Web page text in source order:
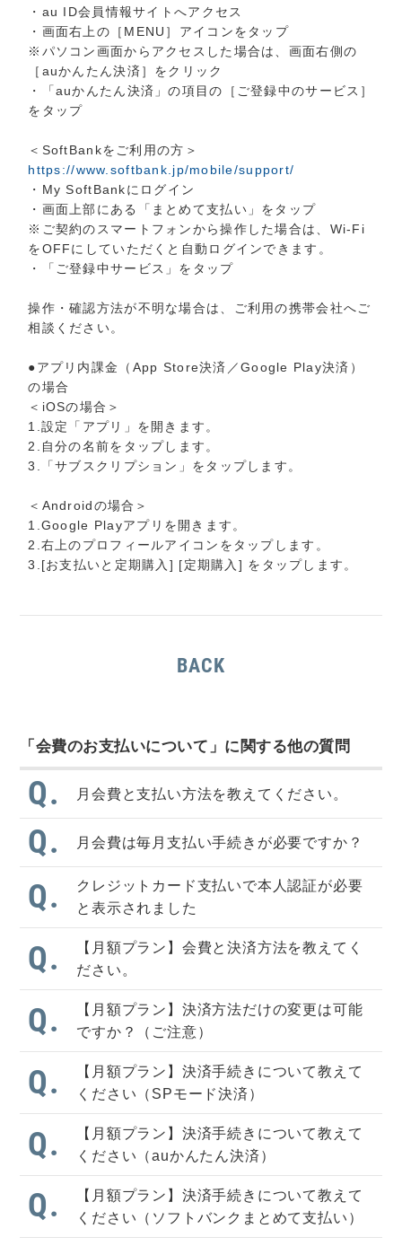
・au ID会員情報サイトへアクセス
・画面右上の［MENU］アイコンをタップ
※パソコン画面からアクセスした場合は、画面右側の
［auかんたん決済］をクリック
・「auかんたん決済」の項目の［ご登録中のサービス］
をタップ
＜SoftBankをご利用の方＞
https://www.softbank.jp/mobile/support/
・My SoftBankにログイン
・画面上部にある「まとめて支払い」をタップ
※ご契約のスマートフォンから操作した場合は、Wi-Fi
をOFFにしていただくと自動ログインできます。
・「ご登録中サービス」をタップ
操作・確認方法が不明な場合は、ご利用の携帯会社へご
相談ください。
●アプリ内課金（App Store決済／Google Play決済）
の場合
＜iOSの場合＞
1.設定「アプリ」を開きます。
2.自分の名前をタップします。
3.「サブスクリプション」をタップします。
＜Androidの場合＞
1.Google Playアプリを開きます。
2.右上のプロフィールアイコンをタップします。
3.[お支払いと定期購入] [定期購入] をタップします。
BACK
「会費のお支払いについて」に関する他の質問
Q. 月会費と支払い方法を教えてください。
Q. 月会費は毎月支払い手続きが必要ですか？
Q.
クレジットカード支払いで本人認証が必要
と表示されました
Q.
【月額プラン】会費と決済方法を教えてく
ださい。
Q.
【月額プラン】決済方法だけの変更は可能
ですか？（ご注意）
Q.
【月額プラン】決済手続きについて教えて
ください（SPモード決済）
Q.
【月額プラン】決済手続きについて教えて
ください（auかんたん決済）
Q.
【月額プラン】決済手続きについて教えて
ください（ソフトバンクまとめて支払い）